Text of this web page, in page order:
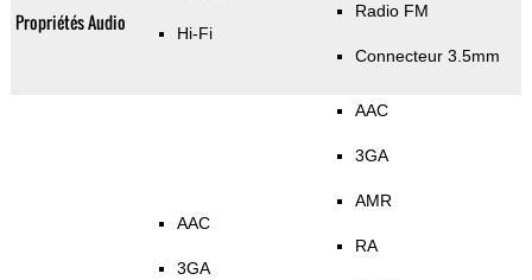
Propriétés Audio Hi-Fi
Radio FM
Connecteur 3.5mm
AAC
3GA
AAC
3GA
AMR
RA